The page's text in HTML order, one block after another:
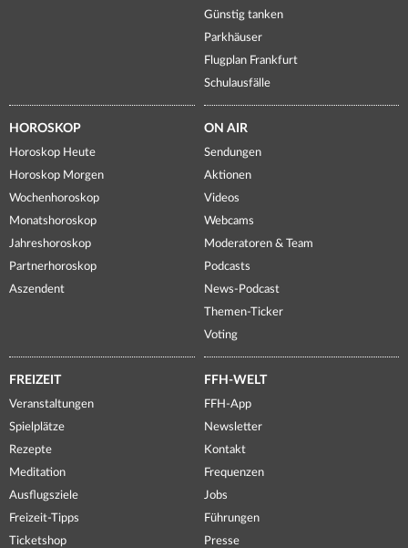
Günstig tanken
Parkhäuser
Flugplan Frankfurt
Schulausfälle
HOROSKOP
Horoskop Heute
Horoskop Morgen
Wochenhoroskop
Monatshoroskop
Jahreshoroskop
Partnerhoroskop
Aszendent
ON AIR
Sendungen
Aktionen
Videos
Webcams
Moderatoren & Team
Podcasts
News-Podcast
Themen-Ticker
Voting
FREIZEIT
Veranstaltungen
Spielplätze
Rezepte
Meditation
Ausflugsziele
Freizeit-Tipps
Ticketshop
FFH-WELT
FFH-App
Newsletter
Kontakt
Frequenzen
Jobs
Führungen
Presse